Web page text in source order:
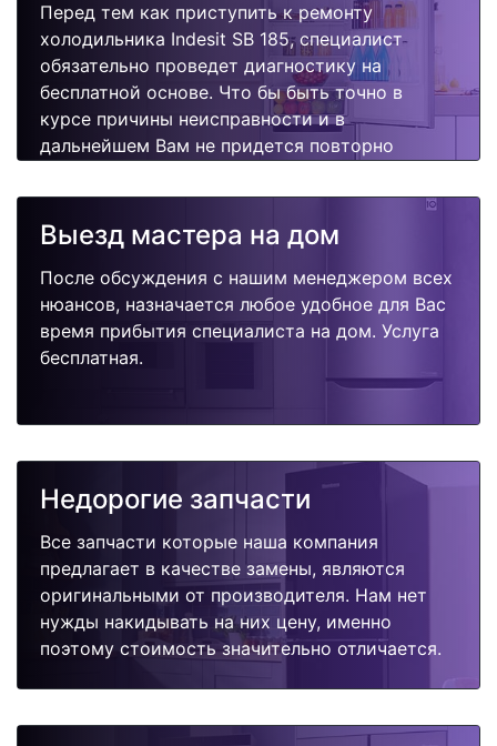
Перед тем как приступить к ремонту
холодильника Indesit SB 185, специалист
обязательно проведет диагностику на
бесплатной основе. Что бы быть точно в
курсе причины неисправности и в
дальнейшем Вам не придется повторно
поломок.
Выезд мастера на дом
После обсуждения с нашим менеджером всех
нюансов, назначается любое удобное для Вас
время прибытия специалиста на дом. Услуга
бесплатная.
Недорогие запчасти
Все запчасти которые наша компания
предлагает в качестве замены, являются
оригинальными от производителя. Нам нет
нужды накидывать на них цену, именно
поэтому стоимость значительно отличается.